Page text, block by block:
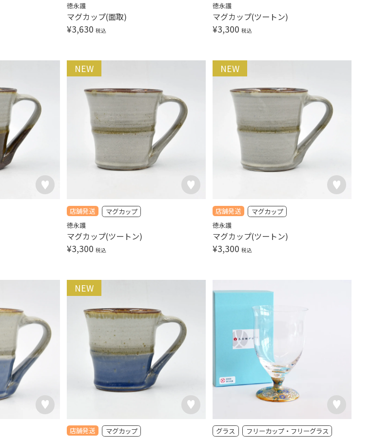
徳永護
マグカップ(面取)
¥3,630 税込
徳永護
マグカップ(ツートン)
¥3,300 税込
店舗発送
NEW
マグカップ
徳永護
マグカップ(ツートン)
¥3,300 税込
店舗発送
NEW
マグカップ
徳永護
マグカップ(ツートン)
¥3,300 税込
店舗発送
NEW
マグカップ グラス フリーカップ・フリーグラス